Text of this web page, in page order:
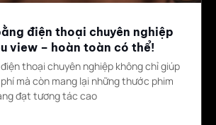
điện thoại chuyên nghiệp
view – hoàn toàn có thể!
thoại chuyên nghiệp không chỉ giúp
mà còn mang lại những thước phim
đạt tương tác cao